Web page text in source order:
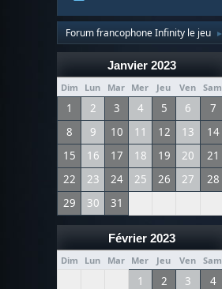
Forum francophone Infinity le jeu ►
Janvier 2023
Dim Lun Mar Mer Jeu Ven Sam
1 2 3 4 5 6
7
8
9 10 11 12 13
14
15
16 17 18 19 20
21
22
23 24 25 26 27
28
29
30 31
Février 2023
Dim Lun Mar Mer Jeu Ven Sam
1 2 3
4